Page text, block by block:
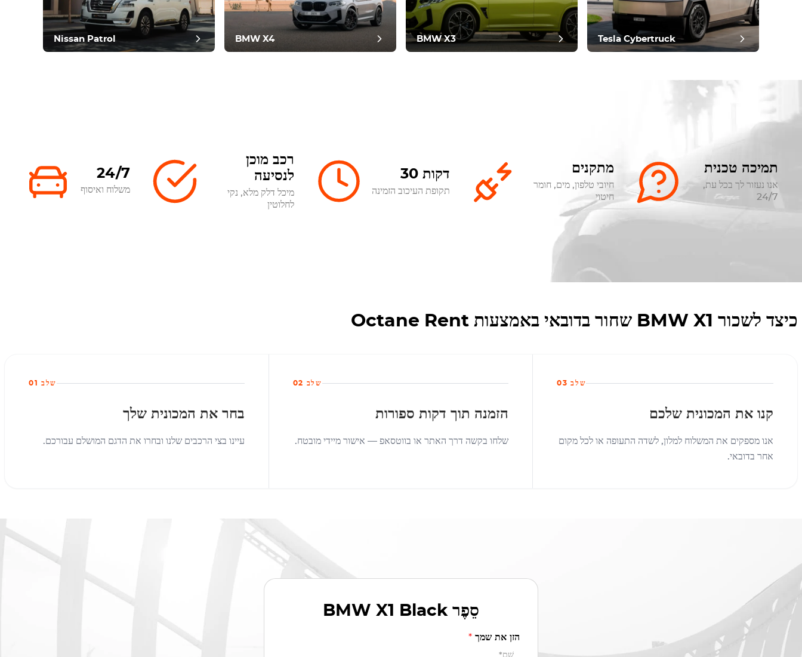
ביקורת פוסט
Nissan Patrol BMW X4 BMW X3 Tesla Cybertruck
24/7
משלוח ואיסוף
רכב מוכן
לנסיעה
מיכל דלק מלא, נקי
לחלוטין
30 דקות
תקופת העיכוב הזמינה
מתקנים
חיובי טלפון, מים, חומר
חיטוי
תמיכה טכנית
אנו נעזור לך בכל עת,
24/7
כיצד לשכור BMW X1 שחור בדובאי באמצעות Octane Rent
שלב 01
בחר את המכונית שלך
עיינו בצי הרכבים שלנו ובחרו את הדגם המושלם עבורכם.
שלב 02
הזמנה תוך דקות ספורות
שלחו בקשה דרך האתר או בווטסאפ — אישור מיידי מובטח.
שלב 03
קנו את המכונית שלכם
אנו מספקים את המשלוח למלון, לשדה התעופה או לכל מקום
אחר בדובאי.
סֵפֶרBMW X1 Black
הזן את שמך *